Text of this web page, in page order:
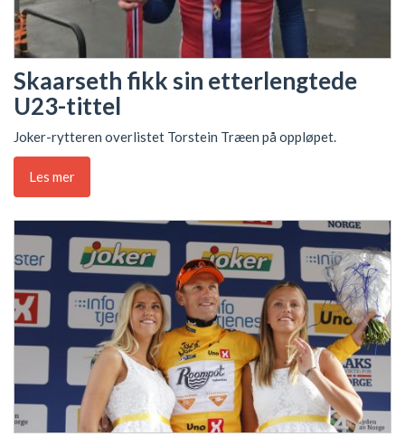
Skaarseth fikk sin etterlengtede
U23-tittel
Joker-rytteren overlistet Torstein Træen på oppløpet.
Les mer